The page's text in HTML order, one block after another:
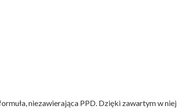
niezawierająca PPD. Dzięki zawartym w niej